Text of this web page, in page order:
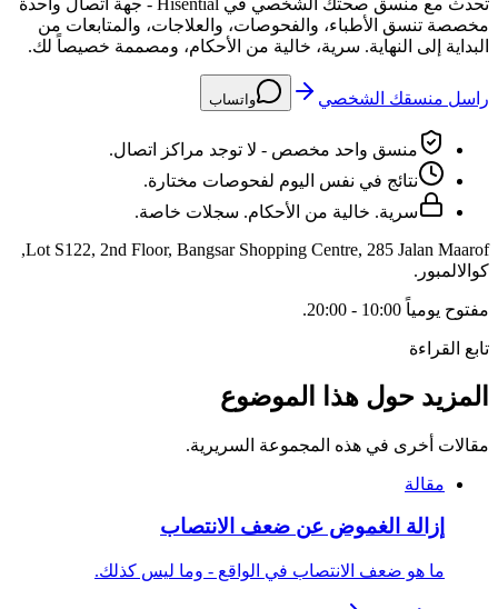
مخصصة تنسق الأطباء، والفحوصات، والعلاجات، والمتابعات من
البداية إلى النهاية. سرية، خالية من الأحكام، ومصممة خصيصاً لك.
راسل منسقك الشخصي واتساب
منسق واحد مخصص - لا توجد مراكز اتصال.
نتائج في نفس اليوم لفحوصات مختارة.
سرية. خالية من الأحكام. سجلات خاصة.
Lot S122, 2nd Floor, Bangsar Shopping Centre, 285 Jalan Maarof
,
كوالالمبور .
مفتوح يومياً 10:00 - 20:00 .
تابع القراءة
المزيد حول هذا الموضوع
مقالات أخرى في هذه المجموعة السريرية.
مقالة
إزالة الغموض عن ضعف الانتصاب
ما هو ضعف الانتصاب في الواقع - وما ليس كذلك.